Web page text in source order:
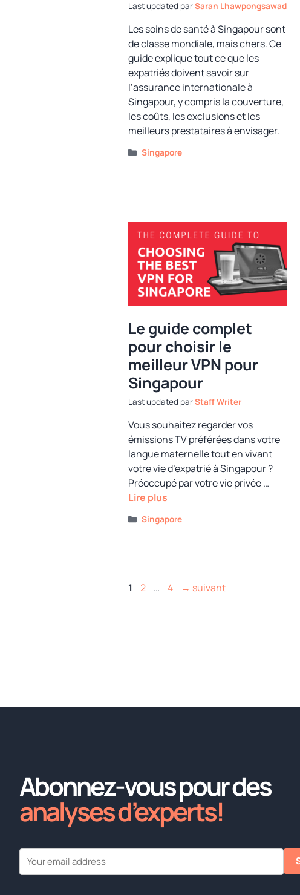
parSaran Lhawpongsawad
Les soins de santé à Singapour sont
de classe mondiale, mais chers. Ce
guide explique tout ce que les
expatriés doivent savoir sur
l’assurance internationale à
Singapour, y compris la couverture,
les coûts, les exclusions et les
meilleurs prestataires à envisager.
Catégories
Singapore
Le guide complet
pour choisir le
meilleur VPN pour
Singapour
parStaff Writer
Vous souhaitez regarder vos
émissions TV préférées dans votre
langue maternelle tout en vivant
votre vie d’expatrié à Singapour ?
Préoccupé par votre vie privée …
Lire plus
Catégories
Singapore
Page
1 Page
2 … Page
4 → suivant
Abonnez-vous pour des
analyses d’experts!